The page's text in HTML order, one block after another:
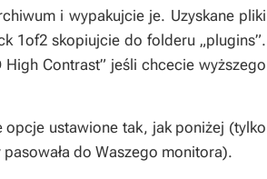
i wypakujcie je. Uzyskane pliki
1of2 skopiujcie do folderu „plugins”.
Contrast” jeśli chcecie wyższego
ustawione tak, jak poniżej (tylko
do Waszego monitora).